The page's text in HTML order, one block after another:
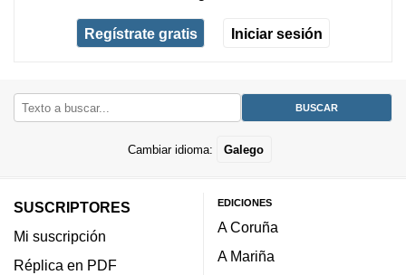
Regístrate gratis Iniciar sesión
Cambiar idioma: Galego
SUSCRIPTORES
Mi suscripción
Réplica en PDF
EDICIONES
A Coruña
A Mariña